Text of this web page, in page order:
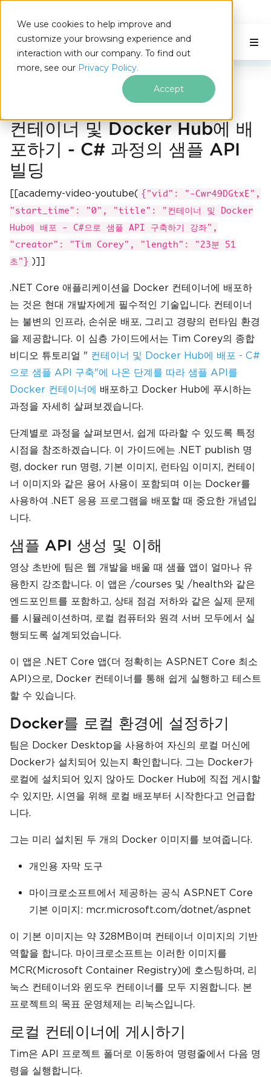
We use cookies to help improve and
customize your browsing experience and
interaction with our company. To find out
more, see our Privacy Policy.
Accept
IRONSOFTWARE
푸터 콘텐츠로 바로가기
C# Application
이 페이지에서
C# API를 Docker에 배포하기
컨테이너 및 Docker Hub에 배
포하기 - C# 과정의 샘플 API
빌딩
[[academy-video-youtube( {"vid": "-Cwr49DGtxE",
"start_time": "0", "title": "컨테이너 및 Docker
Hub에 배포 - C#으로 샘플 API 구축하기 강좌",
"creator": "Tim Corey", "length": "23분 51
초"} )]]
.NET Core 애플리케이션을 Docker 컨테이너에 배포하
는 것은 현대 개발자에게 필수적인 기술입니다. 컨테이너
는 불변의 인프라, 손쉬운 배포, 그리고 경량의 런타임 환경
을 제공합니다. 이 심층 가이드에서는 Tim Corey의 종합
비디오 튜토리얼 " 컨테이너 및 Docker Hub에 배포 - C#
으로 샘플 API 구축"에 나온 단계를 따라 샘플 API를
Docker 컨테이너에 배포하고 Docker Hub에 푸시하는
과정을 자세히 살펴보겠습니다.
단계별로 과정을 살펴보면서, 쉽게 따라할 수 있도록 특정
시점을 참조하겠습니다. 이 가이드에는 .NET publish 명
령, docker run 명령, 기본 이미지, 런타임 이미지, 컨테이
너 이미지와 같은 용어 사용이 포함되며 이는 Docker를
사용하여 .NET 응용 프로그램을 배포할 때 중요한 개념입
니다.
샘플 API 생성 및 이해
영상 초반에 팀은 웹 개발을 배울 때 샘플 앱이 얼마나 유
용한지 강조합니다. 이 앱은 /courses 및 /health와 같은
엔드포인트를 포함하고, 상태 점검 저하와 같은 실제 문제
를 시뮬레이션하며, 로컬 컴퓨터와 원격 서버 모두에서 실
행되도록 설계되었습니다.
이 앱은 .NET Core 앱(더 정확히는 ASP.NET Core 최소
API)으로, Docker 컨테이너를 통해 쉽게 실행하고 테스트
할 수 있습니다.
Docker를 로컬 환경에 설정하기
팀은 Docker Desktop을 사용하여 자신의 로컬 머신에
Docker가 설치되어 있는지 확인합니다. 그는 Docker가
로컬에 설치되어 있지 않아도 Docker Hub에 직접 게시할
수 있지만, 시연을 위해 로컬 배포부터 시작한다고 언급합
니다.
그는 미리 설치된 두 개의 Docker 이미지를 보여줍니다.
개인용 자막 도구
마이크로소프트에서 제공하는 공식 ASP.NET Core
기본 이미지: mcr.microsoft.com/dotnet/aspnet
이 기본 이미지는 약 328MB이며 컨테이너 이미지의 기반
역할을 합니다. 마이크로소프트는 이러한 이미지를
MCR(Microsoft Container Registry)에 호스팅하며, 리
눅스 컨테이너와 윈도우 컨테이너를 모두 지원합니다. 본
프로젝트의 목표 운영체제는 리눅스입니다.
로컬 컨테이너에 게시하기
Tim은 API 프로젝트 폴더로 이동하여 명령줄에서 다음 명
령을 실행합니다.